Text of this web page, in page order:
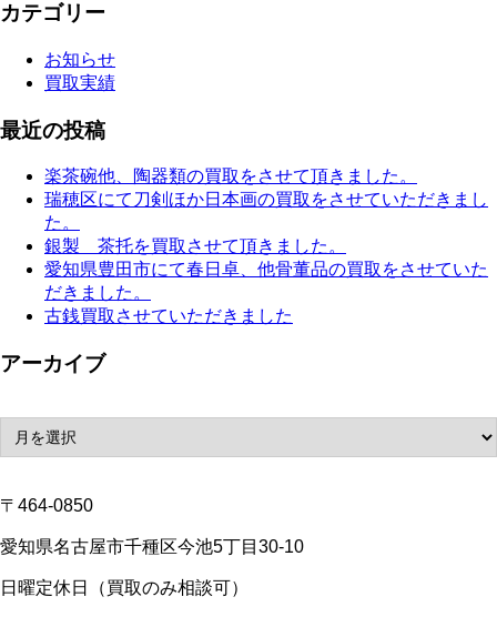
カテゴリー
お知らせ
買取実績
最近の投稿
楽茶碗他、陶器類の買取をさせて頂きました。
瑞穂区にて刀剣ほか日本画の買取をさせていただきまし
た。
銀製 茶托を買取させて頂きました。
愛知県豊田市にて春日卓、他骨董品の買取をさせていた
だきました。
古銭買取させていただきました
アーカイブ
〒464-0850
愛知県名古屋市千種区今池5丁目30-10
日曜定休日（買取のみ相談可）